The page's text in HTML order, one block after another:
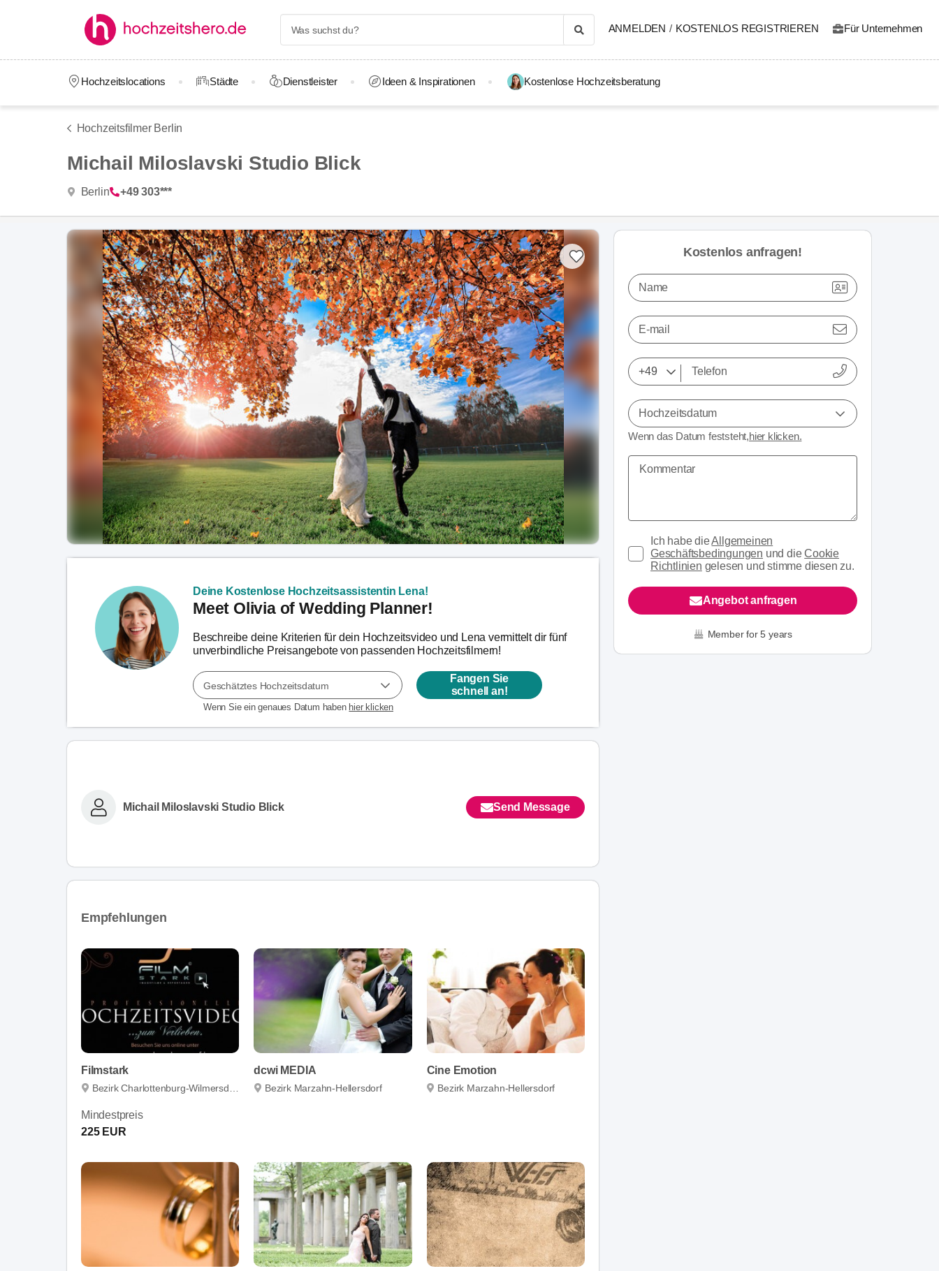
ANMELDEN / KOSTENLOS REGISTRIEREN Für Unternehmen
Hochzeitslocations Städte Dienstleister Ideen & Inspirationen Kostenlose Hochzeitsberatung
Hochzeitsfilmer Berlin
Michail Miloslavski Studio Blick
Berlin +49 303***
Deine Kostenlose Hochzeitsassistentin Lena!
Meet Olivia of Wedding Planner!
Beschreibe deine Kriterien für dein Hochzeitsvideo und Lena vermittelt dir fünf
unverbindliche Preisangebote von passenden Hochzeitsfilmern!
Geschätztes Hochzeitsdatum
Wenn Sie ein genaues Datum haben hier klicken
Fangen Sie
schnell an!
Michail Miloslavski Studio Blick Send Message
Empfehlungen
Filmstark
Bezirk Charlottenburg-Wilmersdorf
Mindestpreis
225 EUR
dcwi MEDIA
Bezirk Marzahn-Hellersdorf
Cine Emotion
Bezirk Marzahn-Hellersdorf
Kostenlos anfragen!
Name
E-mail
Hochzeitsdatum
Wenn das Datum feststeht,hier klicken.
Ich habe dieAllgemeinen
Geschäftsbedingungen und dieCookie
Richtlinien gelesen und stimme diesen zu.
Angebot anfragen
Member for 5 years